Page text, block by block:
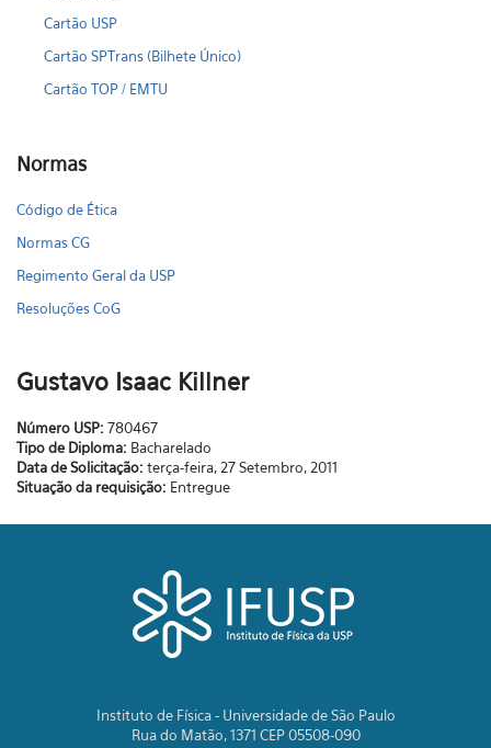
Cartão USP
Cartão SPTrans (Bilhete Único)
Cartão TOP / EMTU
Normas
Código de Ética
Normas CG
Regimento Geral da USP
Resoluções CoG
Gustavo Isaac Killner
Número USP: 780467
Tipo de Diploma: Bacharelado
Data de Solicitação: terça-feira, 27 Setembro, 2011
Situação da requisição: Entregue
Instituto de Física - Universidade de São Paulo
Rua do Matão, 1371 CEP 05508-090